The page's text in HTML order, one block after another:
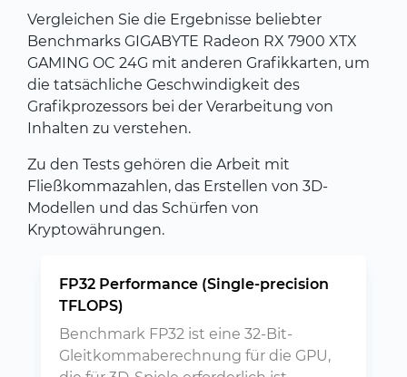
Vergleichen Sie die Ergebnisse beliebter
Benchmarks GIGABYTE Radeon RX 7900 XTX
GAMING OC 24G mit anderen Grafikkarten, um
die tatsächliche Geschwindigkeit des
Grafikprozessors bei der Verarbeitung von
Inhalten zu verstehen.
Zu den Tests gehören die Arbeit mit
Fließkommazahlen, das Erstellen von 3D-
Modellen und das Schürfen von
Kryptowährungen.
FP32 Performance (Single-precision
TFLOPS)
Benchmark FP32 ist eine 32-Bit-
Gleitkommaberechnung für die GPU,